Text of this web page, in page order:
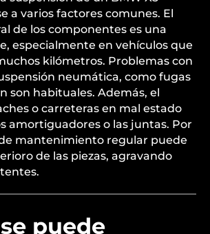
a varios factores comunes. El
de los componentes es una
especialmente en vehículos que
kilómetros. Problemas con
neumática, como fugas
son habituales. Además, el
o carreteras en mal estado
amortiguadores o las juntas. Por
mantenimiento regular puede
de las piezas, agravando
puede